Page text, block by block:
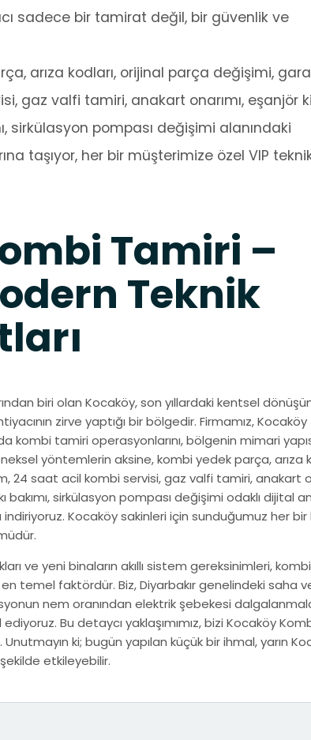
sadece bir tamirat değil, bir güvenlik ve
arıza kodları, orijinal parça değişimi,
gaz valfi tamiri, anakart onarımı, eşanjör
sirkülasyon pompası değişimi alanındaki
taşıyor, her bir müşterimize özel VIP
Tamiri –
Teknik
biri olan Kocaköy, son yıllardaki kentsel
zirve yaptığı bir bölgedir. Firmamız, Kocaköy
tamiri operasyonlarını, bölgenin mimari
yöntemlerin aksine, kombi yedek parça, arıza
24 saat acil kombi servisi, gaz valfi tamiri, anakart
sirkülasyon pompası değişimi odaklı dijital
indiriyoruz. Kocaköy sakinleri için sunduğumuz her
ve yeni binaların akıllı sistem gereksinimleri,
temel faktördür. Biz, Diyarbakır genelindeki saha
nem oranından elektrik şebekesi
Bu detaycı yaklaşımımız, bizi Kocaköy
ki; bugün yapılan küçük bir ihmal, yarın
etkileyebilir.